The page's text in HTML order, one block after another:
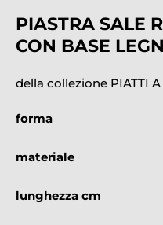
PIASTRA SALE
CON BASE
della collezione PIATTI A
forma
materiale
lunghezza cm